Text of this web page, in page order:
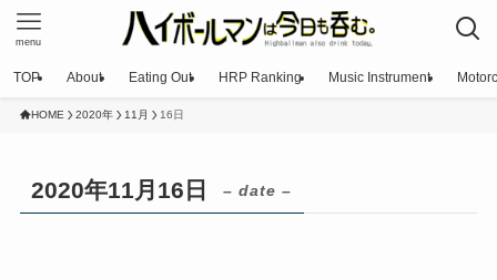
menu
TOP About Eating Out HRP Ranking Music Instrument
HOME 2020年 11月 16日
2020年11月16日 – date –